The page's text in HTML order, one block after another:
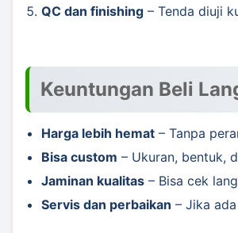
QC dan finishing – Tenda diuji
Keuntungan Beli
Harga lebih hemat – Tanpa
Bisa custom – Ukuran, bentuk,
Jaminan kualitas – Bisa cek
Servis dan perbaikan – Jika